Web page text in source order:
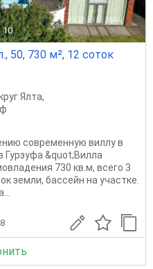
10
50, 730 м², 12 соток
Ялта,
современную виллу в
Гурзуфа &quot;Вилла
730 кв.м, всего 3
земли, бассейн на участке.